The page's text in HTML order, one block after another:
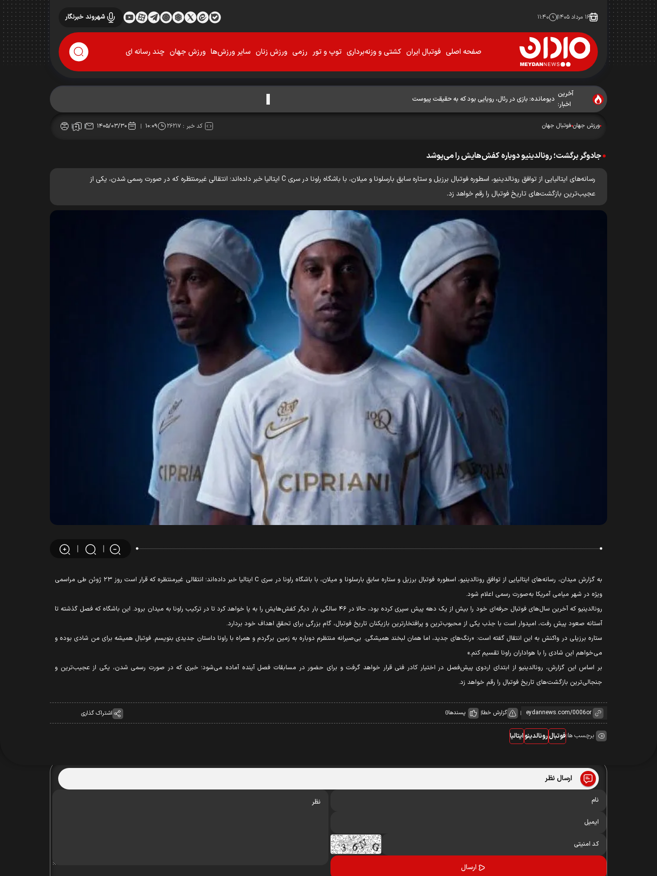
۱۶ مرداد ۱۴۰۵ ۱۱:۴۰ شهروند خبرنگار
صفحه اصلی فوتبال ایران کشتی و وزنه‌برداری توپ و تور رزمی ورزش زنان سایر ورزش‌ها ورزش جهان چند رسانه ای
آخرین
اخبار:
دیومانده: بازی در رئال، رویایی بود که به حقیقت پیوست
ورزش جهان فوتبال جهان کد خبر :۲۶۲۱۷ ۱۰:۰۹ ۱۴۰۵/۰۳/۳۰
جادوگر برگشت؛ رونالدینیو دوباره کفش‌هایش را می‌پوشد
رسانه‌های ایتالیایی از توافق رونالدینیو، اسطوره فوتبال برزیل و ستاره سابق بارسلونا و میلان، با باشگاه راونا در سری C ایتالیا خبر داده‌اند؛ انتقالی غیرمنتظره که در صورت رسمی شدن، یکی از
عجیب‌ترین بازگشت‌های تاریخ فوتبال را رقم خواهد زد.
به گزارش میدان، رسانه‌های ایتالیایی از توافق رونالدینیو، اسطوره فوتبال برزیل و ستاره سابق بارسلونا و میلان، با باشگاه راونا در سری C ایتالیا خبر داده‌اند؛ انتقالی غیرمنتظره که قرار است روز ۲۳ ژوئن طی مراسمی
ویژه در شهر میامی آمریکا به‌صورت رسمی اعلام شود.
رونالدینیو که آخرین سال‌های فوتبال حرفه‌ای خود را بیش از یک دهه پیش سپری کرده بود، حالا در ۴۶ سالگی بار دیگر کفش‌هایش را به پا خواهد کرد تا در ترکیب راونا به میدان برود. این باشگاه که فصل گذشته تا
آستانه صعود پیش رفت، امیدوار است با جذب یکی از محبوب‌ترین و پرافتخارترین بازیکنان تاریخ فوتبال، گام بزرگی برای تحقق اهداف خود بردارد.
ستاره برزیلی در واکنش به این انتقال گفته است: «رنگ‌های جدید، اما همان لبخند همیشگی. بی‌صبرانه منتظرم دوباره به زمین برگردم و همراه با راونا داستان جدیدی بنویسم. فوتبال همیشه برای من شادی بوده و
می‌خواهم این شادی را با هواداران راونا تقسیم کنم.»
بر اساس این گزارش، رونالدینیو از ابتدای اردوی پیش‌فصل در اختیار کادر فنی قرار خواهد گرفت و برای حضور در مسابقات فصل آینده آماده می‌شود؛ خبری که در صورت رسمی شدن، یکی از عجیب‌ترین و
جنجالی‌ترین بازگشت‌های تاریخ فوتبال را رقم خواهد زد.
گزارش خطا پسندها0 اشتراک گذاری
برچسب ها:فوتبالرونالدینوایتالیا
ارسال نظر